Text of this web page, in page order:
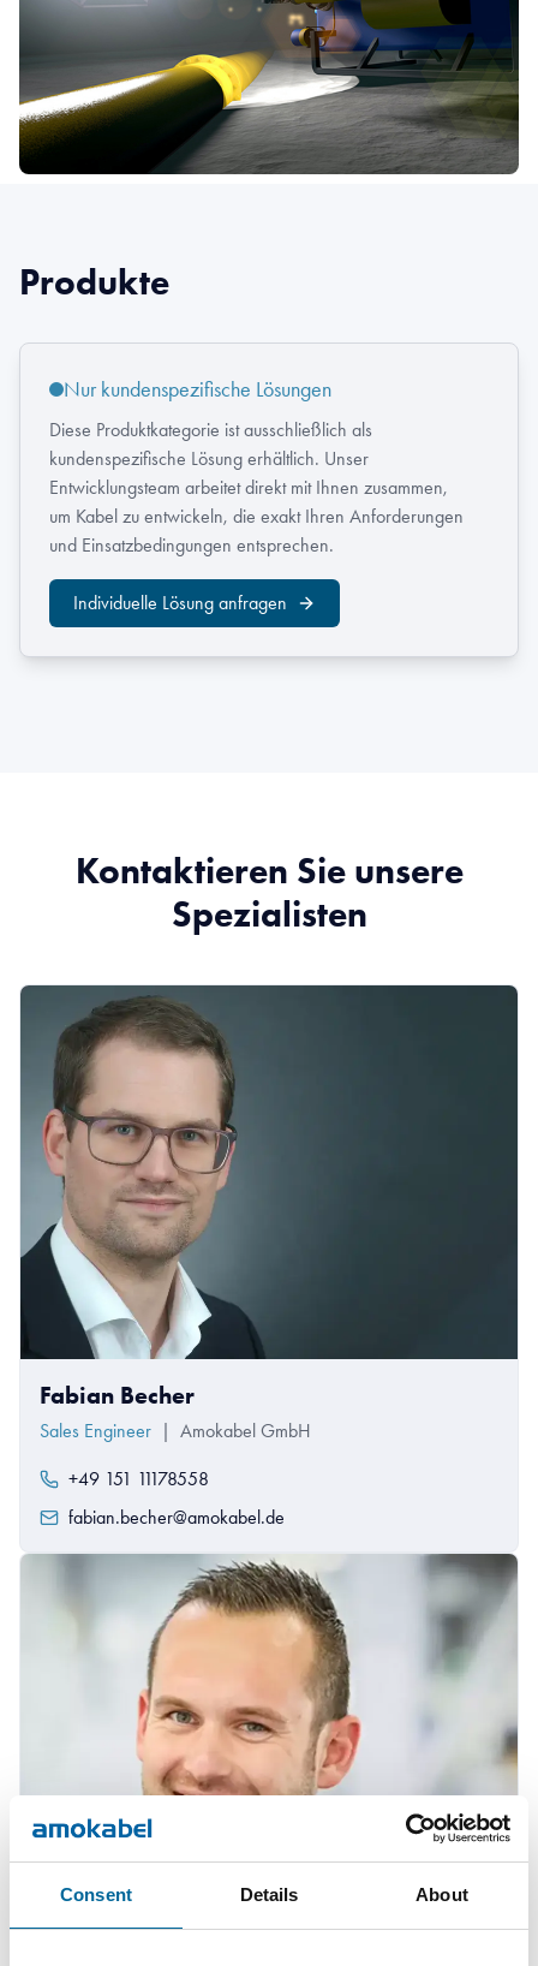
Consent Details About
Produkte
Nur kundenspezifische Lösungen
Diese Produktkategorie ist ausschließlich als
kundenspezifische Lösung erhältlich. Unser
Entwicklungsteam arbeitet direkt mit Ihnen zusammen,
um Kabel zu entwickeln, die exakt Ihren Anforderungen
und Einsatzbedingungen entsprechen.
Individuelle Lösung anfragen
Kontaktieren Sie unsere
Spezialisten
Fabian Becher
Sales Engineer | Amokabel GmbH
+49 151 11178558
fabian.becher@amokabel.de